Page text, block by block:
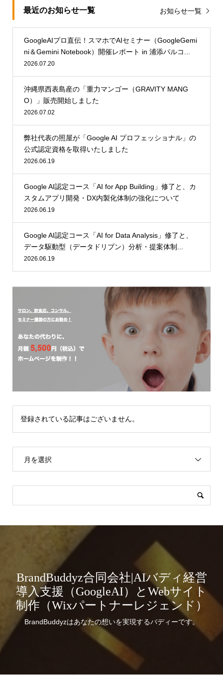
最近のお知らせ一覧 お知らせ一覧
GoogleAIプロ直伝！スマホでAIセミナー（GoogleGemi
ni＆Gemini Notebook）開催レポート in 浦添パルコ...
2026.07.20
沖縄県西表島産の「重力マンゴー（GRAVITY MANG
O）」販売開始しました
2026.07.02
弊社代表の照屋が「Google AI プロフェッショナル」の
公式認定資格を取得いたしました
2026.06.19
Google AI認定コース「AI for App Building」修了と、カ
スタムアプリ開発・DX内製化体制の強化について
2026.06.19
Google AI認定コース「AI for Data Analysis」修了と、
データ駆動型（データドリブン）分析・提案体制...
2026.06.19
登録されている記事はございません。
月を選択
BrandBuddyz合同会社|AIバディ経営
導入支援（GoogleAI）とWebサイト
制作（Wixパートナーレジェンド）
BrandBuddyzはあなたの想いを実現するバディーです。